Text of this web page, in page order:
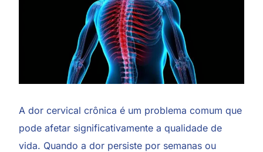
A dor cervical crônica é um problema comum que
pode afetar significativamente a qualidade de
vida. Quando a dor persiste por semanas ou